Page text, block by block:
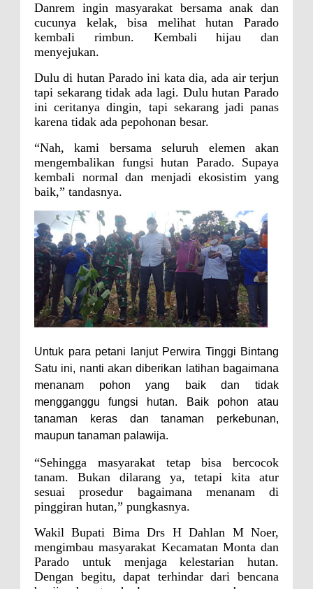
Kelautan dan Perikanan
Pemkot Jawab Pandangan
Raperda Pertanggungjawaban
Pelaksanaan APBD Kota Bima
Pimpin Upacara HUT
Bima: Jadikan Tugas Sebagai
Ibadah, Kepercayaan Rakyat
Kado HUT Bhayangkara Ke-80,
Kapolres Bima Pimpin Kenaikan
Pangkat 42 Personel
Bakti Sosial Bhayangkara Ke-80,
Satsamapta Polres Bima Bantu
Warga Dena Hadapi Krisis Air
Bersih
Polsek Bolo Bongkar Peredaran
Sabu di Tambe, 2 Pria
Diamankan Bersama 23 Poket
Sabu Siap Edar
Menjemput Korban Kekerasan
Danrem ingin masyarakat bersama anak dan
cucunya kelak, bisa melihat hutan Parado
kembali rimbun. Kembali hijau dan
menyejukan.
Dulu di hutan Parado ini kata dia, ada air terjun
tapi sekarang tidak ada lagi. Dulu hutan Parado
ini ceritanya dingin, tapi sekarang jadi panas
karena tidak ada pepohonan besar.
“Nah, kami bersama seluruh elemen akan
mengembalikan fungsi hutan Parado. Supaya
kembali normal dan menjadi ekosistim yang
baik,” tandasnya.
Untuk para petani lanjut Perwira Tinggi Bintang
Satu ini, nanti akan diberikan latihan bagaimana
menanam pohon yang baik dan tidak
mengganggu fungsi hutan. Baik pohon atau
tanaman keras dan tanaman perkebunan,
maupun tanaman palawija.
“Sehingga masyarakat tetap bisa bercocok
tanam. Bukan dilarang ya, tetapi kita atur
sesuai prosedur bagaimana menanam di
pinggiran hutan,” pungkasnya.
Wakil Bupati Bima Drs H Dahlan M Noer,
mengimbau masyarakat Kecamatan Monta dan
Parado untuk menjaga kelestarian hutan.
Dengan begitu, dapat terhindar dari bencana